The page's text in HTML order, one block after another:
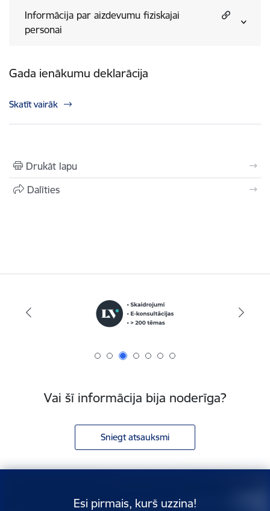
Informācija par aizdevumu fiziskajai
personai
Gada ienākumu deklarācija
Skatīt vairāk
Drukāt lapu
Dalīties
Vai šī informācija bija noderīga?
Sniegt atsauksmi
Esi pirmais, kurš uzzina!